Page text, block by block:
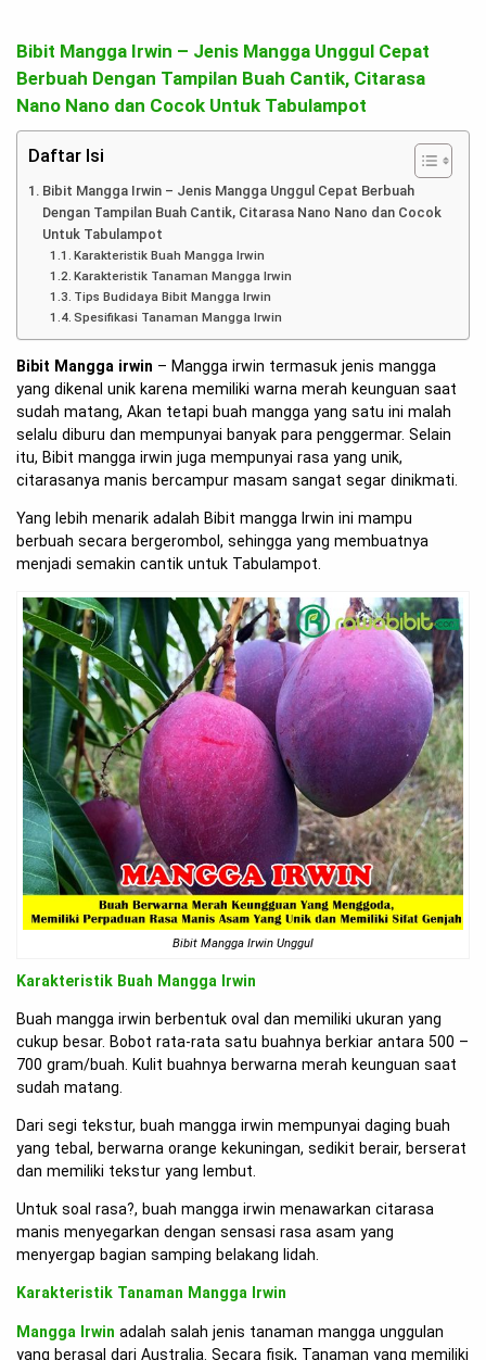
Bibit Mangga Irwin – Jenis Mangga Unggul Cepat
Berbuah Dengan Tampilan Buah Cantik, Citarasa
Nano Nano dan Cocok Untuk Tabulampot
Daftar Isi
Bibit Mangga Irwin – Jenis Mangga Unggul Cepat Berbuah
Dengan Tampilan Buah Cantik, Citarasa Nano Nano dan Cocok
Untuk Tabulampot
Karakteristik Buah Mangga Irwin
Karakteristik Tanaman Mangga Irwin
Tips Budidaya Bibit Mangga Irwin
Spesifikasi Tanaman Mangga Irwin
Bibit Mangga irwin – Mangga irwin termasuk jenis mangga
yang dikenal unik karena memiliki warna merah keunguan saat
sudah matang, Akan tetapi buah mangga yang satu ini malah
selalu diburu dan mempunyai banyak para penggermar. Selain
itu, Bibit mangga irwin juga mempunyai rasa yang unik,
citarasanya manis bercampur masam sangat segar dinikmati.
Yang lebih menarik adalah Bibit mangga Irwin ini mampu
berbuah secara bergerombol, sehingga yang membuatnya
menjadi semakin cantik untuk Tabulampot.
Bibit Mangga Irwin Unggul
Karakteristik Buah Mangga Irwin
Buah mangga irwin berbentuk oval dan memiliki ukuran yang
cukup besar. Bobot rata-rata satu buahnya berkiar antara 500 –
700 gram/buah. Kulit buahnya berwarna merah keunguan saat
sudah matang.
Dari segi tekstur, buah mangga irwin mempunyai daging buah
yang tebal, berwarna orange kekuningan, sedikit berair, berserat
dan memiliki tekstur yang lembut.
Untuk soal rasa?, buah mangga irwin menawarkan citarasa
manis menyegarkan dengan sensasi rasa asam yang
menyergap bagian samping belakang lidah.
Karakteristik Tanaman Mangga Irwin
Mangga Irwin adalah salah jenis tanaman mangga unggulan
yang berasal dari Australia. Secara fisik, Tanaman yang memiliki